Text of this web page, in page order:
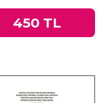
450 TL